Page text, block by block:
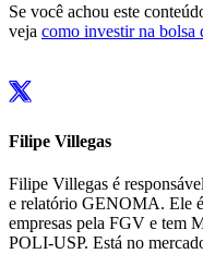
Se você achou este
veja como investir na bolsa
Filipe Villegas
Filipe Villegas é
e relatório GENOMA. Ele
empresas pela FGV e tem
POLI-USP. Está no